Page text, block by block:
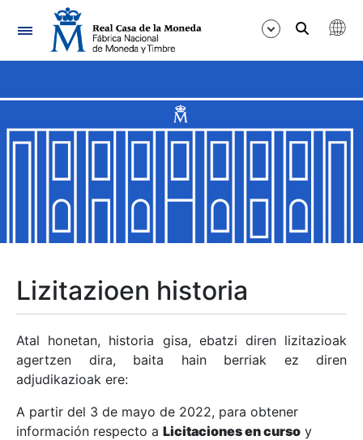
Nabigazioa
Erakutsi/Ezkutatu
Erakutsi/Ezkutatu
Erakutsi/Ezkutatu
Erakutsi/Ezkutatu
Erakutsi/Ezkutatu
Lizitazioen historia
Atal honetan, historia gisa, ebatzi diren lizitazioak
agertzen dira, baita hain berriak ez diren
adjudikazioak ere:
A partir del 3 de mayo de 2022, para obtener
información respecto a Licitaciones en curso y